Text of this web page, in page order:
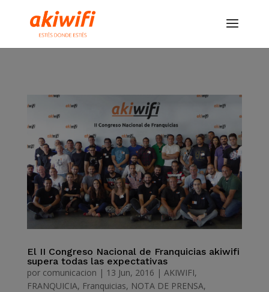
El II Congreso Nacional de Franquicias akiwifi
supera todas las expectativas
por comunicacion | 13 Jun, 2016 | AKIWIFI,
FRANQUICIA, Franquicias, NOTA DE PRENSA,